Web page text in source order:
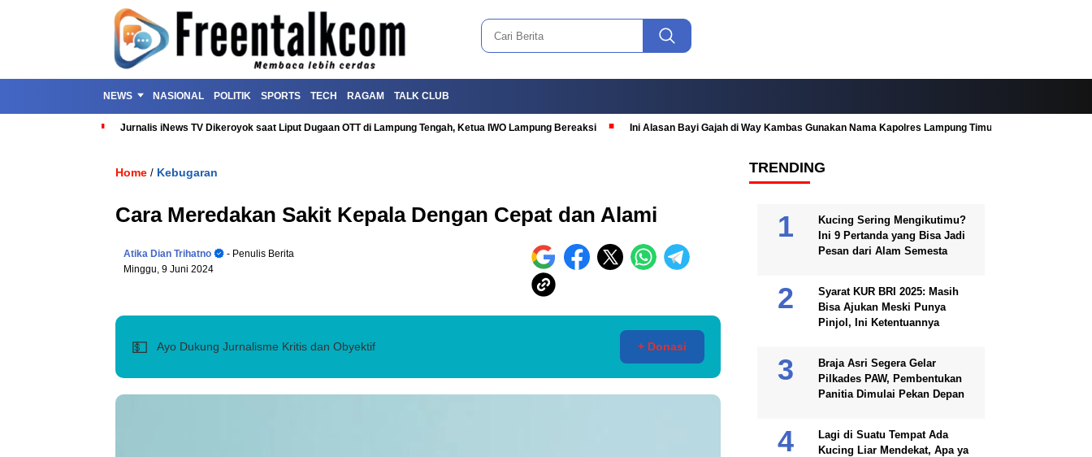
NEWS NASIONAL POLITIK SPORTS TECH RAGAM TALK CLUB
Jurnalis iNews TV Dikeroyok saat Liput Dugaan OTT di Lampung Tengah, Ketua IWO Lampung Bereaksi Ini Alasan Bayi Gajah di Way Kambas Gunakan Nama Kapolres Lampung Timur
Home / Kebugaran
Cara Meredakan Sakit Kepala Dengan Cepat dan Alami
Atika Dian Trihatno
- Penulis Berita
Minggu, 9 Juni 2024
💵 Ayo Dukung Jurnalisme Kritis dan Obyektif + Donasi
TRENDING
Kucing Sering Mengikutimu?
Ini 9 Pertanda yang Bisa Jadi
Pesan dari Alam Semesta
Syarat KUR BRI 2025: Masih
Bisa Ajukan Meski Punya
Pinjol, Ini Ketentuannya
Braja Asri Segera Gelar
Pilkades PAW, Pembentukan
Panitia Dimulai Pekan Depan
Lagi di Suatu Tempat Ada
Kucing Liar Mendekat, Apa ya